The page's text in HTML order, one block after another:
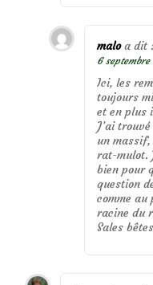
malo a dit :
6 septembre
Ici, les
toujours
et en plus
J’ai
un
rat-mulot.
bien pour
question
comme
racine du
Sales